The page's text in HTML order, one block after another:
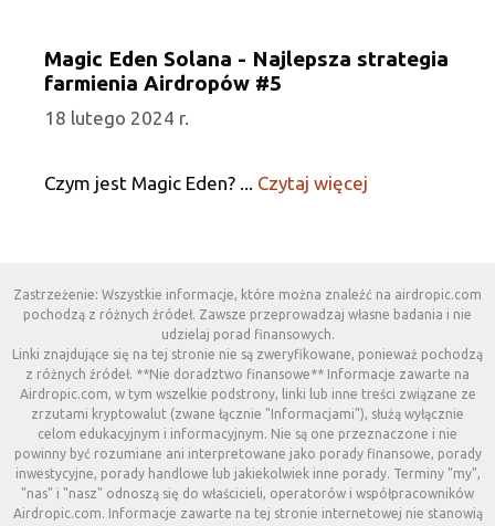
Magic Eden Solana - Najlepsza strategia
farmienia Airdropów #5
18 lutego 2024 r.
Czym jest Magic Eden? ... Czytaj więcej
Zastrzeżenie: Wszystkie informacje, które można znaleźć na airdropic.com
pochodzą z różnych źródeł. Zawsze przeprowadzaj własne badania i nie
udzielaj porad finansowych.
Linki znajdujące się na tej stronie nie są zweryfikowane, ponieważ pochodzą
z różnych źródeł. **Nie doradztwo finansowe** Informacje zawarte na
Airdropic.com, w tym wszelkie podstrony, linki lub inne treści związane ze
zrzutami kryptowalut (zwane łącznie "Informacjami"), służą wyłącznie
celom edukacyjnym i informacyjnym. Nie są one przeznaczone i nie
powinny być rozumiane ani interpretowane jako porady finansowe, porady
inwestycyjne, porady handlowe lub jakiekolwiek inne porady. Terminy "my",
"nas" i "nasz" odnoszą się do właścicieli, operatorów i współpracowników
Airdropic.com. Informacje zawarte na tej stronie internetowej nie stanowią